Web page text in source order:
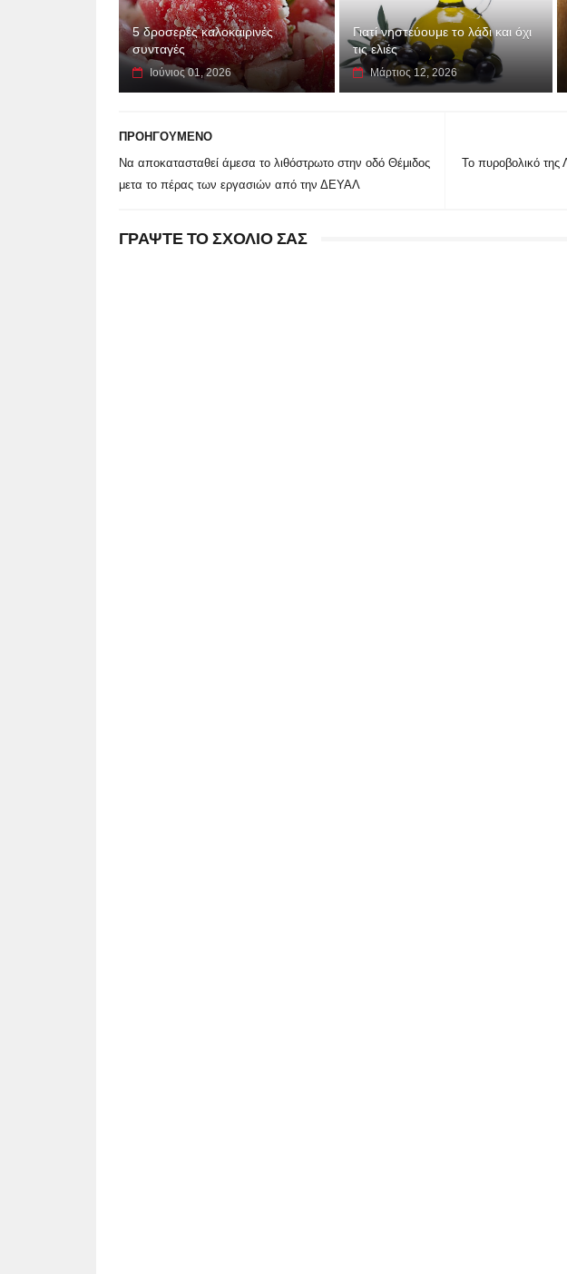
5 δροσερές καλοκαιρινές
συνταγές
Ιούνιος 01, 2026
Γιατί νηστεύουμε το λάδι και όχι
τις ελιές
Μάρτιος 12, 2026
Το πυροβολικό της
ΠΡΟΗΓΟΥΜΕΝΟ
Να αποκατασταθεί άμεσα το λιθόστρωτο στην οδό Θέμιδος
μετα το πέρας των εργασιών από την ΔΕΥΑΛ
ΓΡΑΨΤΕ ΤΟ ΣΧΟΛΙΟ ΣΑΣ